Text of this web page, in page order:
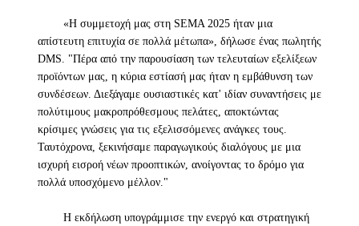
«Η συμμετοχή μας στη SEMA 2025 ήταν μια
απίστευτη επιτυχία σε πολλά μέτωπα», δήλωσε ένας πωλητής
DMS. "Πέρα από την παρουσίαση των τελευταίων εξελίξεων
προϊόντων μας, η κύρια εστίασή μας ήταν η εμβάθυνση των
συνδέσεων. Διεξάγαμε ουσιαστικές κατ' ιδίαν συναντήσεις με
πολύτιμους μακροπρόθεσμους πελάτες, αποκτώντας
κρίσιμες γνώσεις για τις εξελισσόμενες ανάγκες τους.
Ταυτόχρονα, ξεκινήσαμε παραγωγικούς διαλόγους με μια
ισχυρή εισροή νέων προοπτικών, ανοίγοντας το δρόμο για
πολλά υποσχόμενο μέλλον."
Η εκδήλωση υπογράμμισε την ενεργό και στρατηγική